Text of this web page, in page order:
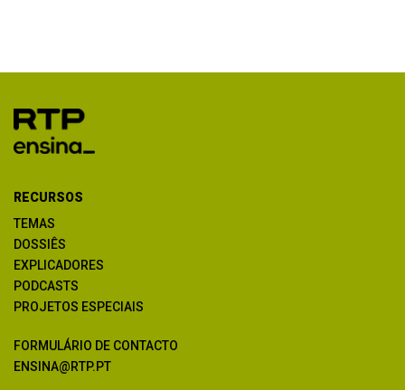
RECURSOS
TEMAS
DOSSIÊS
EXPLICADORES
PODCASTS
PROJETOS ESPECIAIS
FORMULÁRIO DE CONTACTO
ENSINA@RTP.PT